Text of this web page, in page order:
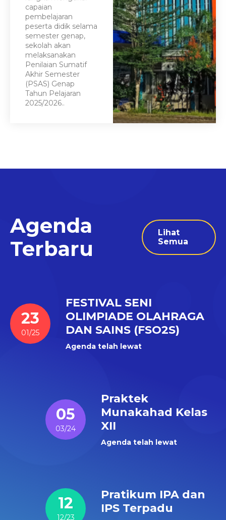
capaian
pembelajaran
peserta didik selama
semester genap,
sekolah akan
melaksanakan
Penilaian Sumatif
Akhir Semester
(PSAS) Genap
Tahun Pelajaran
2025/2026..
Agenda
Terbaru
Lihat
Semua
23
01/25
FESTIVAL SENI
OLIMPIADE OLAHRAGA
DAN SAINS (FSO2S)
Agenda telah lewat
05
03/24
Praktek
Munakahad Kelas
XII
Agenda telah lewat
12
12/23
Pratikum IPA dan
IPS Terpadu